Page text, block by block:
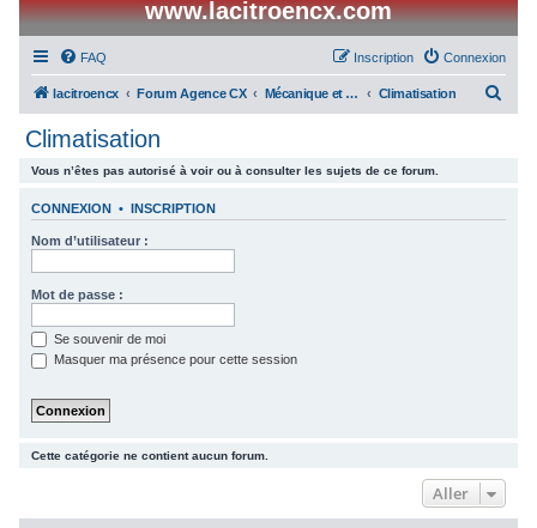
www.lacitroencx.com
FAQ Connexion
Inscription
lacitroencx Forum Agence CX Mécanique et Réparations Climatisation
Climatisation
Vous n’êtes pas autorisé à voir ou à consulter les sujets de ce forum.
CONNEXION • INSCRIPTION
Nom d’utilisateur :
Mot de passe :
Se souvenir de moi
Masquer ma présence pour cette session
Cette catégorie ne contient aucun forum.
Aller